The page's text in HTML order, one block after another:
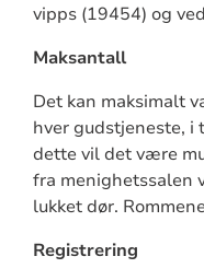
vipps (19454) og
Maksantall
Det kan maksimalt
hver gudstjeneste,
dette vil det være
fra menighetssalen
lukket dør.
Registrering